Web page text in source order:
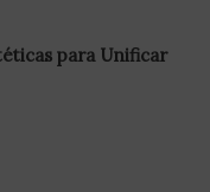
para Unificar